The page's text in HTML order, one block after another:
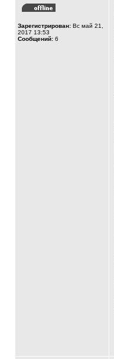
Зарегистрирован: Вс май 21,
2017 13:53
Сообщений: 6